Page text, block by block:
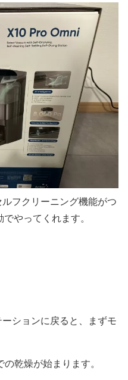
ルフクリーニング機能がつ
やってくれます。
ーションに戻ると、まずモ
乾燥が始まります。